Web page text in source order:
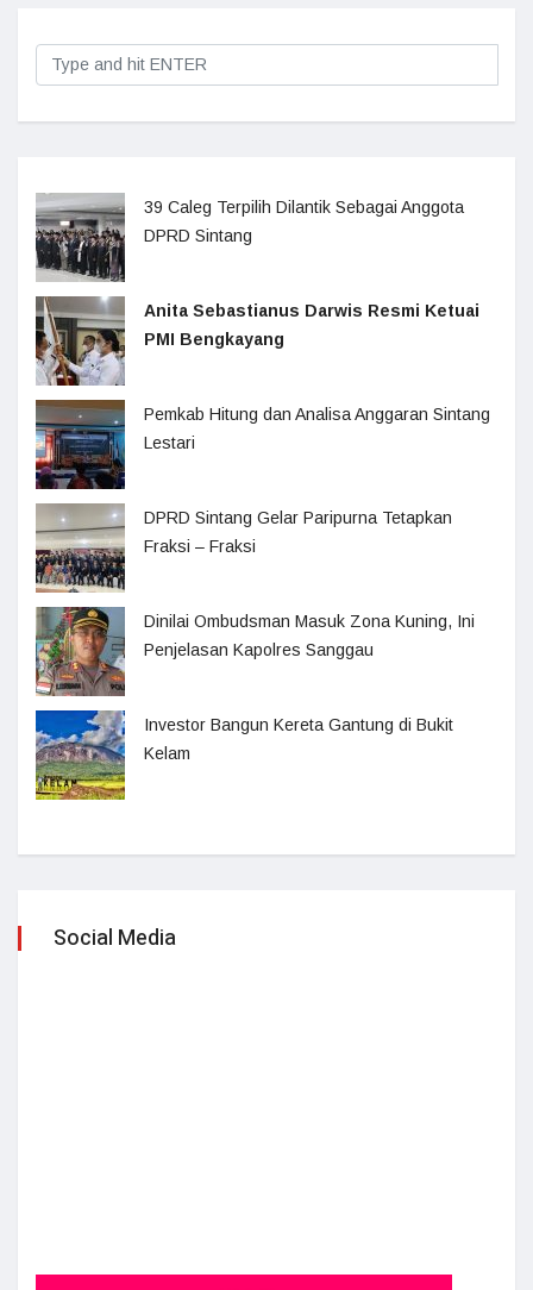
39 Caleg Terpilih Dilantik Sebagai Anggota
DPRD Sintang
Anita Sebastianus Darwis Resmi Ketuai
PMI Bengkayang
Pemkab Hitung dan Analisa Anggaran Sintang
Lestari
DPRD Sintang Gelar Paripurna Tetapkan
Fraksi – Fraksi
Dinilai Ombudsman Masuk Zona Kuning, Ini
Penjelasan Kapolres Sanggau
Investor Bangun Kereta Gantung di Bukit
Kelam
Social Media